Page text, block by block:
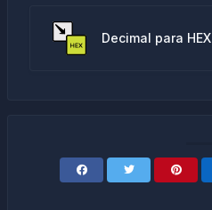
Decimal para HEX